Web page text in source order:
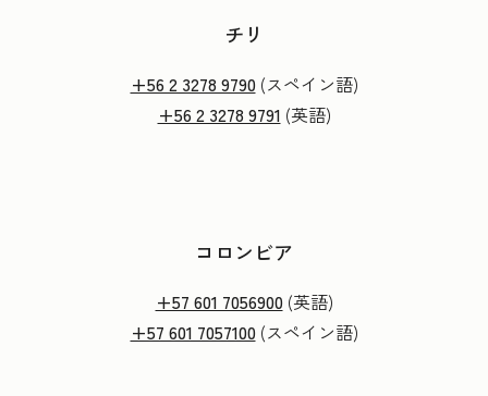
チリ
+56 2 3278 9790(スペイン語)
+56 2 3278 9791 (英語)
コロンビア
+57 601 7056900(英語)
+57 601 7057100(スペイン語)